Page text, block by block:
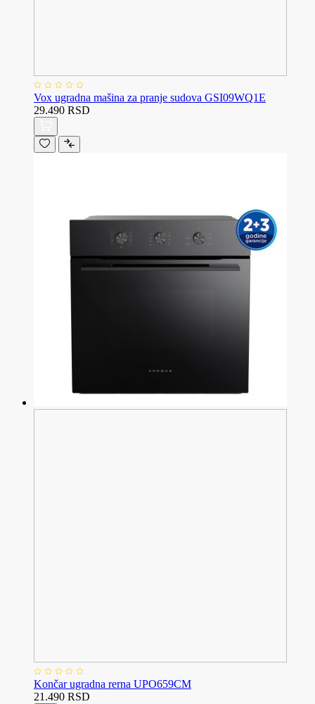
Vox ugradna mašina za pranje sudova GSI09WQ1E
29.490 RSD
Končar ugradna rerna UPO659CM
21.490 RSD